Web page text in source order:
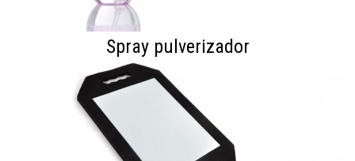
Spray pulverizador